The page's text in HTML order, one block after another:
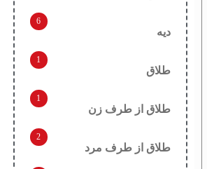
دیه
6
طلاق
1
طلاق از طرف زن
1
طلاق از طرف مرد
2